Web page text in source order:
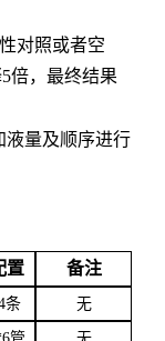
对照或者空
倍，最终结果
液量及顺序进行
置 备注
条 无